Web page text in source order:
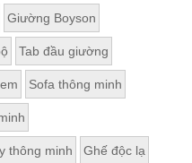
Giường Boyson
Tab đầu giường
Sofa thông minh
thông minh Ghế độc lạ